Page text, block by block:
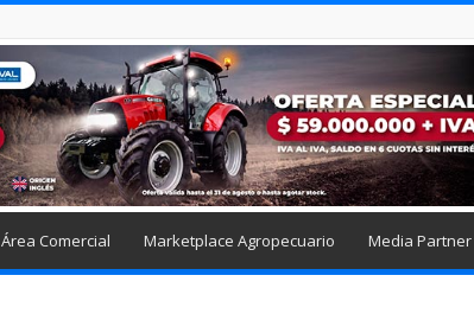
Área Comercial Marketplace Agropecuario Media Partner